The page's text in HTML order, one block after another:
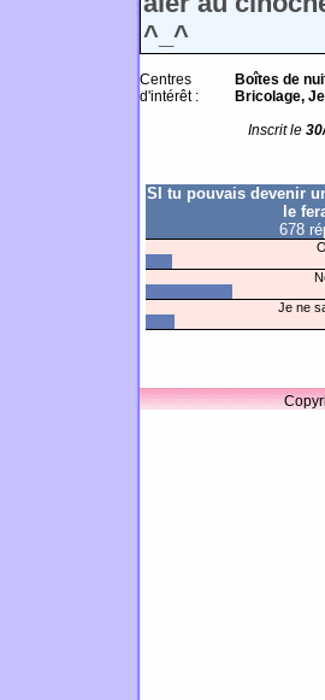
^_^
Centres
d'intérêt :
Boîtes de
Bricolage,
Inscrit le
SI tu pouvais devenir
le
678
Je ne